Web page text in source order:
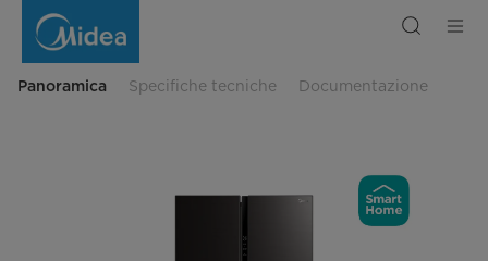
Panoramica Specifiche tecniche Documentazione